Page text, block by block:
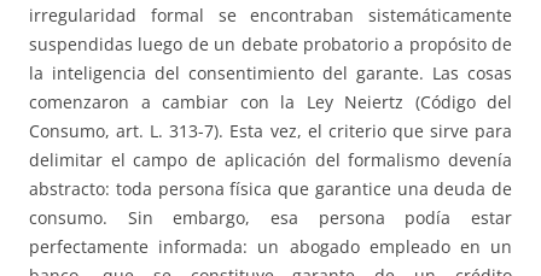
irregularidad formal se encontraban sistemáticamente
suspendidas luego de un debate probatorio a propósito de
la inteligencia del consentimiento del garante. Las cosas
comenzaron a cambiar con la Ley Neiertz (Código del
Consumo, art. L. 313-7). Esta vez, el criterio que sirve para
delimitar el campo de aplicación del formalismo devenía
abstracto: toda persona física que garantice una deuda de
consumo. Sin embargo, esa persona podía estar
perfectamente informada: un abogado empleado en un